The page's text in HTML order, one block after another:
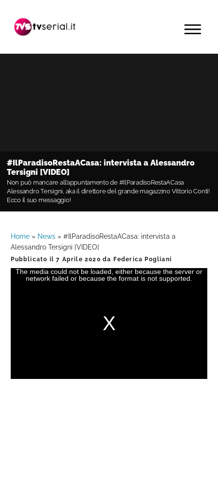
navigazione
contenuto
barra
primaria
MENU
#IlParadisoRestaACasa: intervista a Alessandro
Tersigni [VIDEO]
Non può mancare all’appuntamento de #IlParadisoRestaACasa
Alessandro Tersigni, aka il direttore del grande magazzino Vittorio Conti!
Ecco il suo messaggio!
Home » News »#IlParadisoRestaACasa: intervista a
Alessandro Tersigni [VIDEO]
Pubblicato il7 Aprile 2020 da Federica Pogliani
The media could not be loaded, either because the server or
network failed or because the format is not supported.